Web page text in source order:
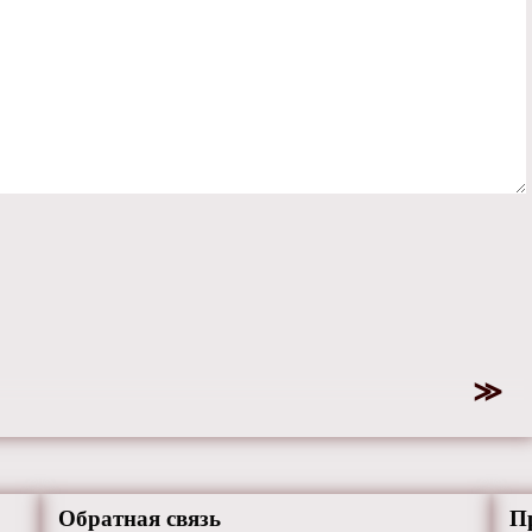
Обратная связь